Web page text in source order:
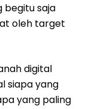
begitu saja
oleh target
digital
siapa yang
yang paling